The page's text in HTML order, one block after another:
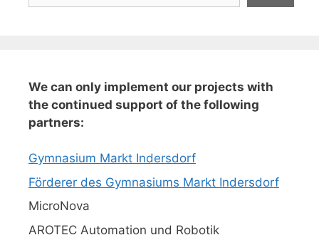
We can only implement our projects with
the continued support of the following
partners:
Gymnasium Markt Indersdorf
Förderer des Gymnasiums Markt Indersdorf
MicroNova
AROTEC Automation und Robotik